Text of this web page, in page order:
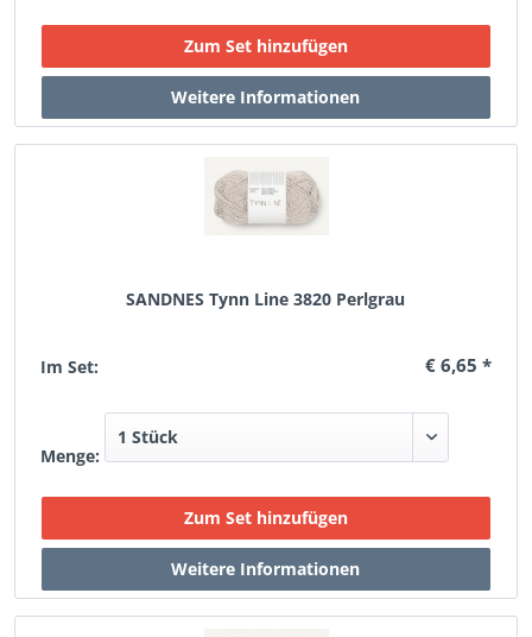
SANDNES Tynn Line 3820 Perlgrau
Im Set: € 6,65 *
Menge: